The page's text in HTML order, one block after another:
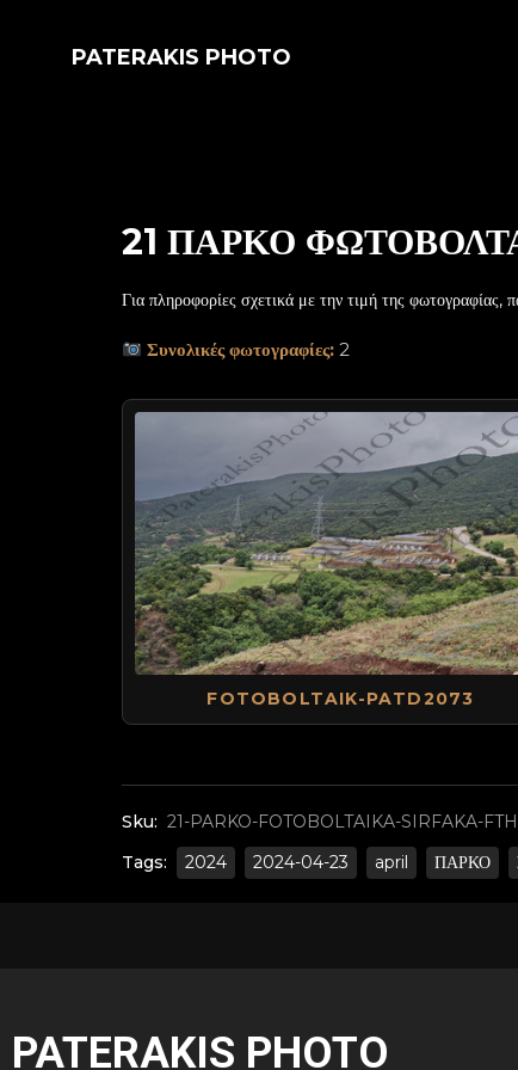
PATERAKIS PHOTO
21 ΠΑΡΚΟ
Sku: 21-PARKO-FOTOBOLTAIKA-SIRFAKA-
Tags:
2024 2024-04-23 april ΠΑΡΚΟ
Για πληροφορίες σχετικά με την τιμή της φωτογραφίας,
Συνολικές φωτογραφίες: 2
FOTOBOLTAIK-PATD2073
PATERAKIS PHOTO